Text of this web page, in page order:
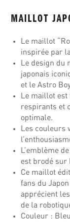
MAILLOT
Le maillot
inspirée par
Le design du
japonais
et le Astro
Le maillot
respirants et
optimale.
Les couleurs
L’emblème
est brodé sur
Ce maillot
fans du
apprécient
de la
Couleur : Bleu